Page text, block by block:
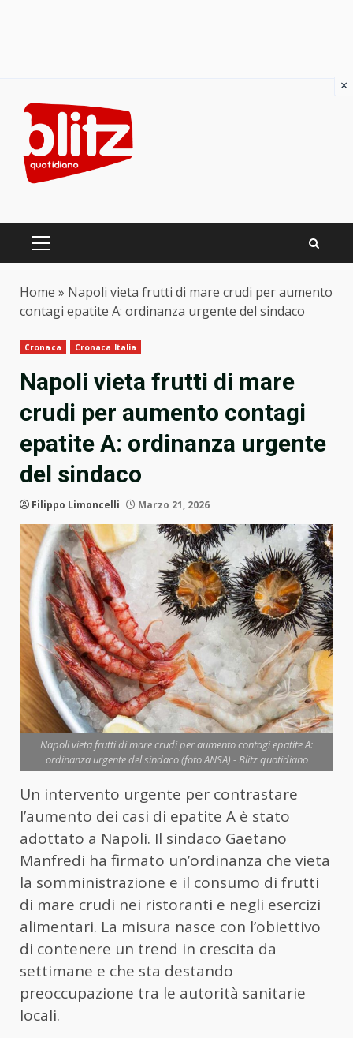
content
PRIMARY
Home » Napoli vieta frutti di mare crudi per aumento
contagi epatite A: ordinanza urgente del sindaco
Cronaca Cronaca Italia
Napoli vieta frutti di mare
crudi per aumento contagi
epatite A: ordinanza urgente
del sindaco
Filippo Limoncelli Marzo 21, 2026
Napoli vieta frutti di mare crudi per aumento contagi epatite A:
ordinanza urgente del sindaco (foto ANSA) - Blitz quotidiano
Un intervento urgente per contrastare
l’aumento dei casi di epatite A è stato
adottato a Napoli. Il sindaco Gaetano
Manfredi ha firmato un’ordinanza che vieta
la somministrazione e il consumo di frutti
di mare crudi nei ristoranti e negli esercizi
alimentari. La misura nasce con l’obiettivo
di contenere un trend in crescita da
settimane e che sta destando
preoccupazione tra le autorità sanitarie
locali.
×